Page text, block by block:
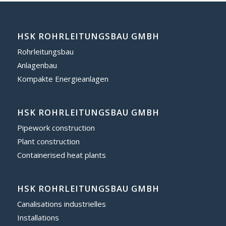
HSK ROHRLEITUNGSBAU GMBH
Rohrleitungsbau
Anlagenbau
Kompakte Energieanlagen
HSK ROHRLEITUNGSBAU GMBH
Pipework construction
Plant construction
Containerised heat plants
HSK ROHRLEITUNGSBAU GMBH
Canalisations industrielles
Installations